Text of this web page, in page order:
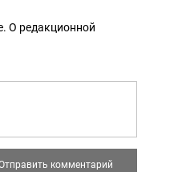
О редакционной